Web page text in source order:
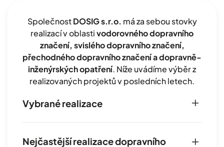
SpolečnostDOSIG s.r.o. má za sebou stovky
realizací v oblastivodorovného dopravního
značení, svislého dopravního značení,
přechodného dopravního značení a dopravně-
inženýrských opatření. Níže uvádíme výběr z
realizovaných projektů v posledních letech.
Vybrané realizace
Nejčastější realizace dopravního